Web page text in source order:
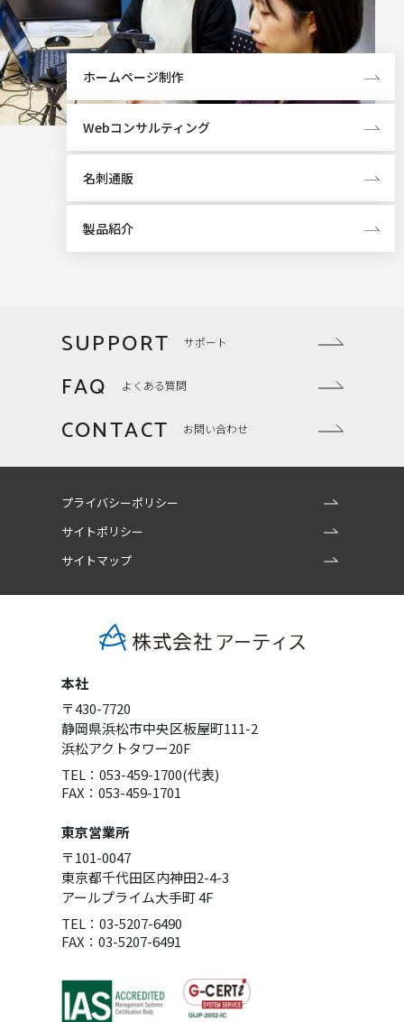
ホームページ制作
Webコンサルティング
名刺通販
製品紹介
SUPPORT サポート
FAQ よくある質問
CONTACT お問い合わせ
プライバシーポリシー
サイトポリシー
サイトマップ
本社
〒430-7720
静岡県浜松市中央区板屋町111-2
浜松アクトタワー20F
TEL：053-459-1700(代表)
FAX：053-459-1701
東京営業所
〒101-0047
東京都千代田区内神田2-4-3
アールプライム大手町 4F
TEL：03-5207-6490
FAX：03-5207-6491